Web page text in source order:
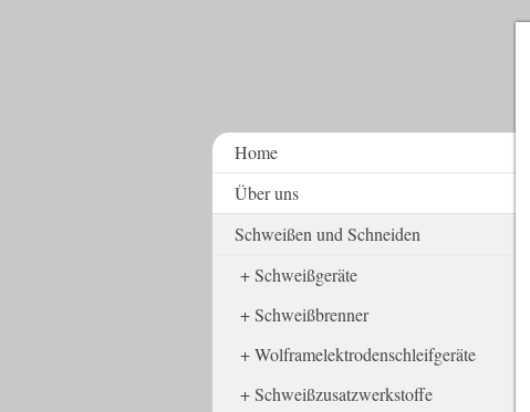
Home
Über uns
Schweißen und Schneiden
Schweißgeräte
Schweißbrenner
Wolframelektrodenschleifgeräte
Schweißzusatzwerkstoffe